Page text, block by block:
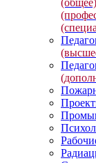
(общее)